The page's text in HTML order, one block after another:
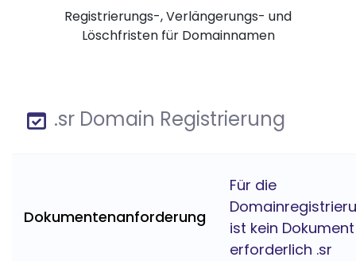
Registrierungs-, Verlängerungs- und
Löschfristen für Domainnamen
.sr Domain Registrierung
Dokumentenanforderung
Für die
ist kein Dokument
erforderlich .sr